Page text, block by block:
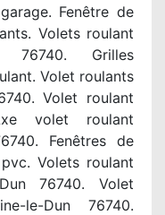
Fenêtre de
Volets roulant
76740. Grilles
Volet roulants
Volet roulant
volet roulant
Fenêtres de
Volets roulant
76740. Volet
le-Dun 76740.